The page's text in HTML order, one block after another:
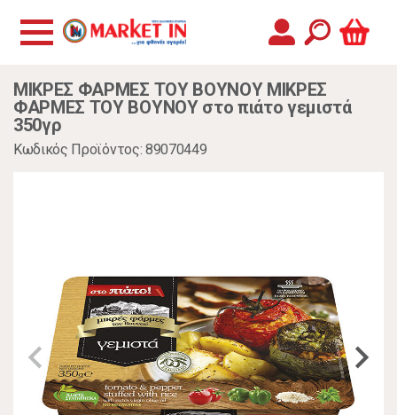
ΜΙΚΡΕΣ ΦΑΡΜΕΣ ΤΟΥ ΒΟΥΝΟΥ ΜΙΚΡΕΣ
ΦΑΡΜΕΣ ΤΟΥ ΒΟΥΝΟΥ στο πιάτο γεμιστά
350γρ
Κωδικός Προϊόντος: 89070449